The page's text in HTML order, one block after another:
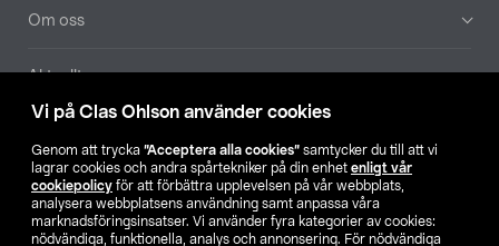
Vi på Clas Ohlson använder cookies
Genom att trycka ”Acceptera alla cookies” samtycker du till att vi
lagrar cookies och andra spårtekniker på din enhet enligt vår
cookiepolicy för att förbättra upplevelsen på vår webbplats,
analysera webbplatsens användning samt anpassa våra
marknadsföringsinsatser. Vi använder fyra kategorier av cookies:
nödvändiga, funktionella, analys och annonsering. För nödvändiga
Om oss
Aktuellt
Hitta butik
SE NO FI